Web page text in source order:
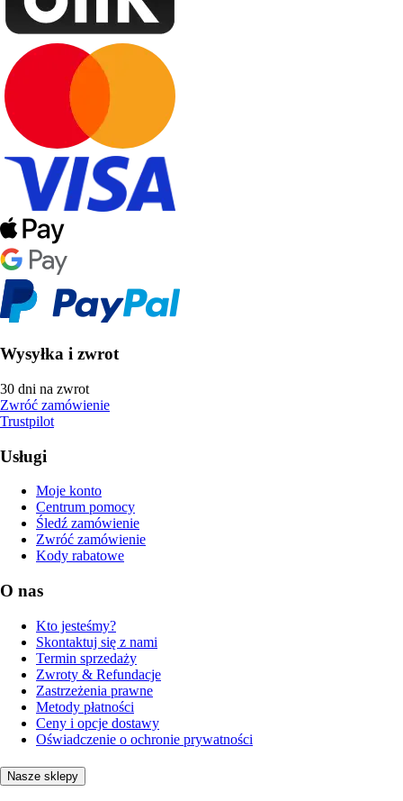
Wysyłka i zwrot
30 dni na zwrot
Zwróć zamówienie
Trustpilot
Usługi
Moje konto
Centrum pomocy
Śledź zamówienie
Zwróć zamówienie
Kody rabatowe
O nas
Kto jesteśmy?
Skontaktuj się z nami
Termin sprzedaży
Zwroty & Refundacje
Zastrzeżenia prawne
Metody płatności
Ceny i opcje dostawy
Oświadczenie o ochronie prywatności
Nasze sklepy